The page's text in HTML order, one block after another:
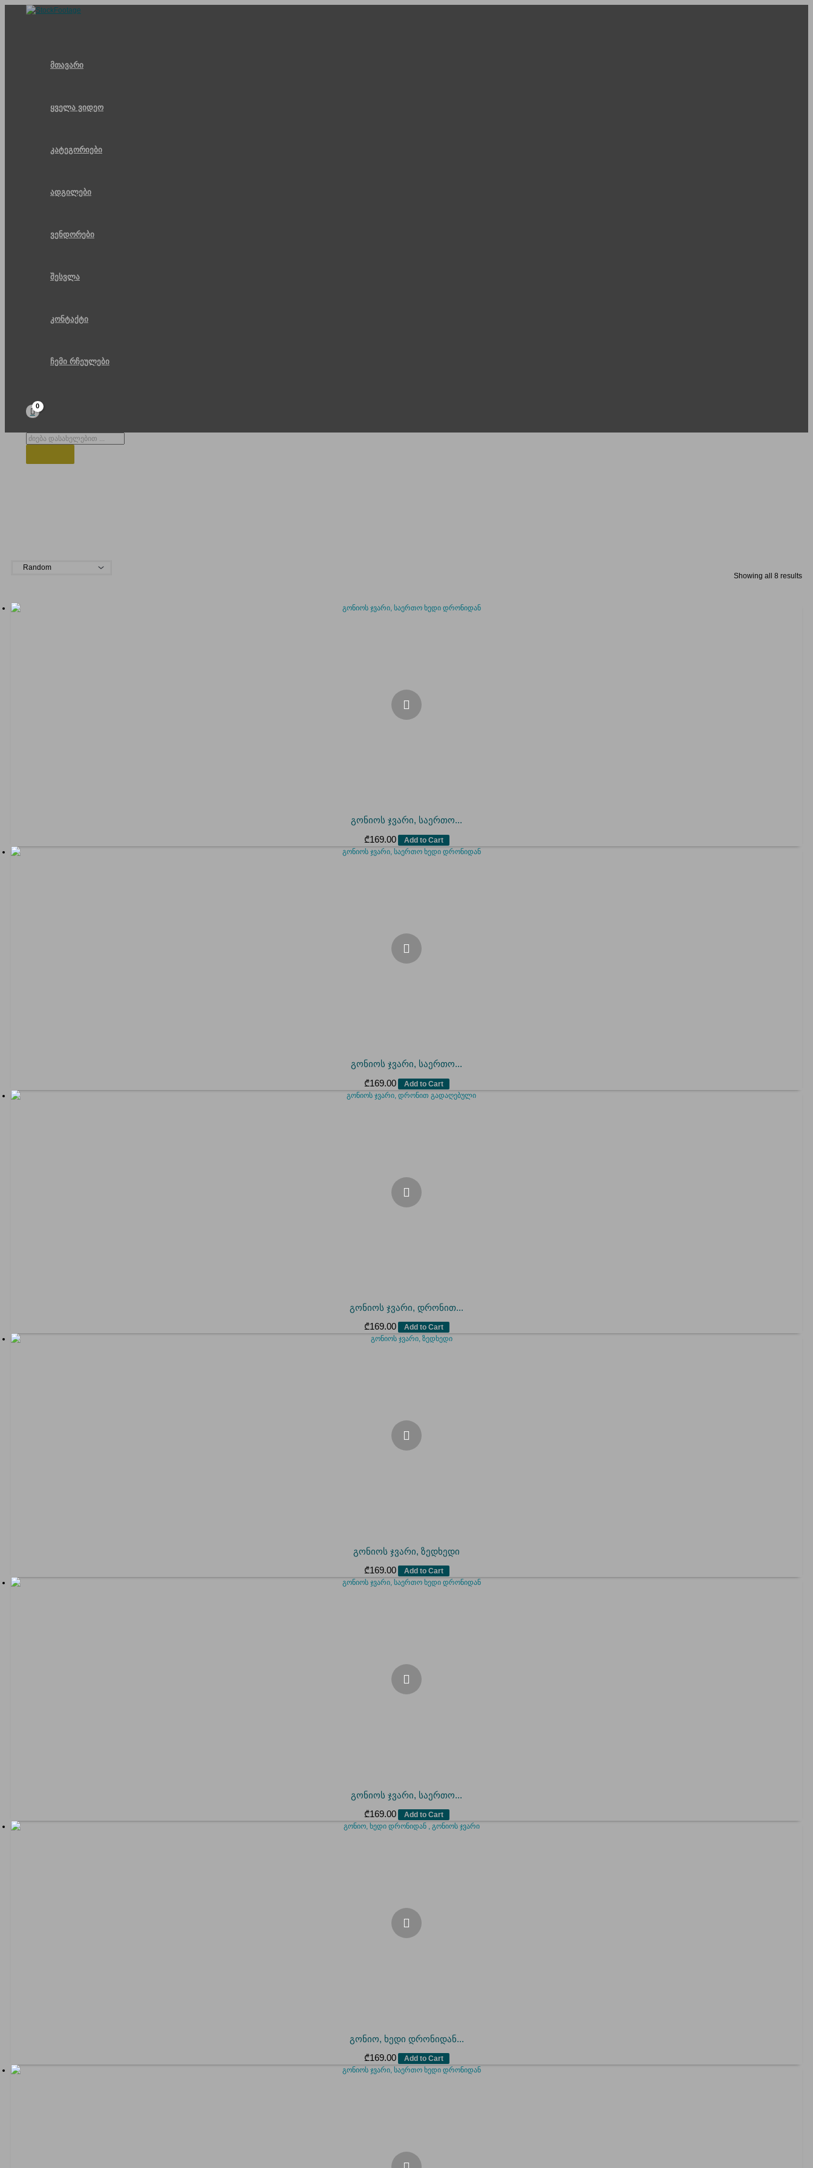
მთავარი
ყველა ვიდეო
კატეგორიები
ადგილები
ვენდორები
შესვლა
კონტაქტი
ჩემი რჩეულები
Products
Showing all 8 results
გონიოს ჯვარი, საერთო...
₾169.00 Add to Cart
გონიოს ჯვარი, საერთო...
₾169.00 Add to Cart
გონიოს ჯვარი, დრონით...
₾169.00 Add to Cart
გონიოს ჯვარი, ზედხედი
₾169.00 Add to Cart
გონიოს ჯვარი, საერთო...
₾169.00 Add to Cart
გონიო, ხედი დრონიდან...
₾169.00 Add to Cart